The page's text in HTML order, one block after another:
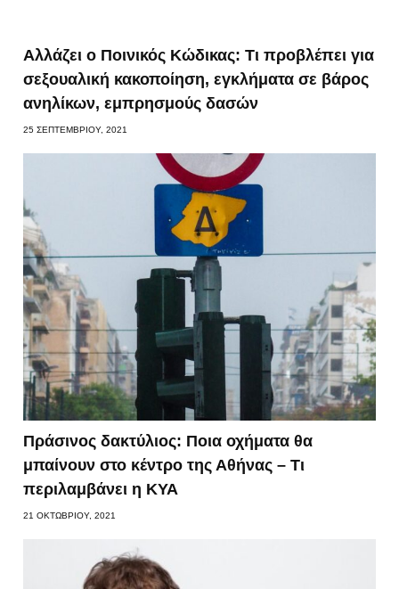
Αλλάζει ο Ποινικός Κώδικας: Τι προβλέπει για
σεξουαλική κακοποίηση, εγκλήματα σε βάρος
ανηλίκων, εμπρησμούς δασών
25 ΣΕΠΤΕΜΒΡΊΟΥ, 2021
Πράσινος δακτύλιος: Ποια οχήματα θα
μπαίνουν στο κέντρο της Αθήνας – Τι
περιλαμβάνει η ΚΥΑ
21 ΟΚΤΩΒΡΊΟΥ, 2021